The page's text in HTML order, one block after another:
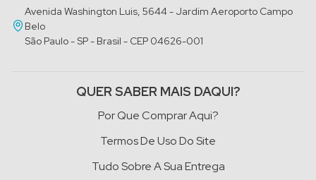
Avenida Washington Luis, 5644 - Jardim Aeroporto Campo
Belo
São Paulo - SP - Brasil - CEP 04626-001
QUER SABER MAIS DAQUI?
Por Que Comprar Aqui?
Termos De Uso Do Site
Tudo Sobre A Sua Entrega